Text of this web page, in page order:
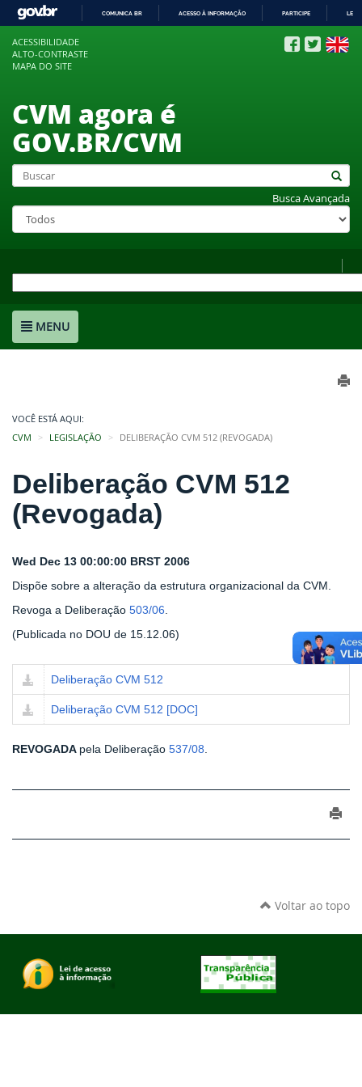
COMUNICA BR ACESSO À INFORMAÇÃO PARTICIPE
ACESSIBILIDADE
ALTO-CONTRASTE
MAPA DO SITE
CVM agora é
GOV.BR/CVM
Busca Avançada
MENU
VOCÊ ESTÁ AQUI:
CVM
LEGISLAÇÃO DELIBERAÇÃO CVM 512 (REVOGADA)
Deliberação CVM 512
(Revogada)
Wed Dec 13 00:00:00 BRST 2006
Dispõe sobre a alteração da estrutura organizacional da CVM.
Revoga a Deliberação 503/06
(Publicada no DOU de 15.12.06)
Deliberação CVM 512
Deliberação CVM 512 [DOC]
REVOGADA pela Deliberação 537/08
Voltar ao topo